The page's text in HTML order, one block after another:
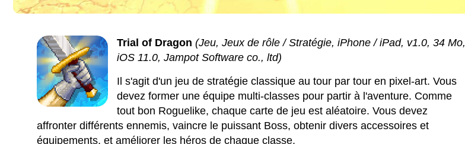
Trial of Dragon (Jeu, Jeux de rôle / Stratégie, iPhone / iPad, v1.0, 34 Mo,
iOS 11.0, Jampot Software co., ltd)
Il s'agit d'un jeu de stratégie classique au tour par tour en pixel-art. Vous
devez former une équipe multi-classes pour partir à l'aventure. Comme
tout bon Roguelike, chaque carte de jeu est aléatoire. Vous devez
affronter différents ennemis, vaincre le puissant Boss, obtenir divers accessoires et
équipements, et améliorer les héros de chaque classe.